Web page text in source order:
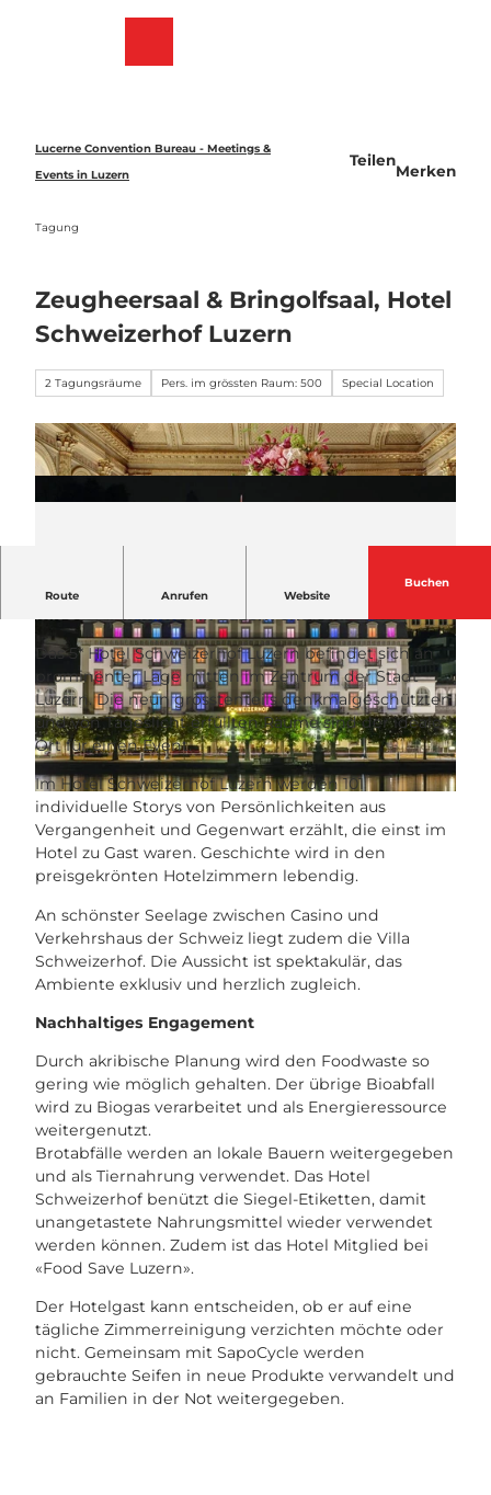
Lucerne Convention Bureau - Meetings &
Events in Luzern
Tagung
Teilen
Merken
Zeugheersaal & Bringolfsaal, Hotel
Schweizerhof Luzern
2 Tagungsräume Pers. im grössten Raum: 500 Special Location
© Hotel Schweizerhof Luzern |CC-BY-NC-ND
© Hotel Schweizerhof Luzern | CC-BY-NC-ND
Route Anrufen Website
Buchen
Geschichte, Nachhaltigkeit und exklusive Events
mit Seeblick mitten in Luzern erleben!
Das 5* Hotel Schweizerhof Luzern befindet sich an
prominenter Lage mitten im Zentrum der Stadt
Luzern. Die neun grösstenteils denkmalgeschützten
und von Tageslicht erfüllten Räume sind der ideale
Ort für einen Event.
Im Hotel Schweizerhof Luzern werden 101
individuelle Storys von Persönlichkeiten aus
Vergangenheit und Gegenwart erzählt, die einst im
Hotel zu Gast waren. Geschichte wird in den
preisgekrönten Hotelzimmern lebendig.
An schönster Seelage zwischen Casino und
Verkehrshaus der Schweiz liegt zudem die Villa
Schweizerhof. Die Aussicht ist spektakulär, das
Ambiente exklusiv und herzlich zugleich.
Nachhaltiges Engagement
Durch akribische Planung wird den Foodwaste so
gering wie möglich gehalten. Der übrige Bioabfall
wird zu Biogas verarbeitet und als Energieressource
weitergenutzt.
Brotabfälle werden an lokale Bauern weitergegeben
und als Tiernahrung verwendet. Das Hotel
Schweizerhof benützt die Siegel-Etiketten, damit
unangetastete Nahrungsmittel wieder verwendet
werden können. Zudem ist das Hotel Mitglied bei
«Food Save Luzern».
Der Hotelgast kann entscheiden, ob er auf eine
tägliche Zimmerreinigung verzichten möchte oder
nicht. Gemeinsam mit SapoCycle werden
gebrauchte Seifen in neue Produkte verwandelt und
an Familien in der Not weitergegeben.